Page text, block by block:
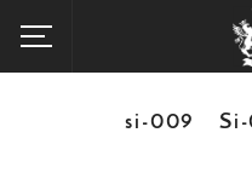
si-009 Si-